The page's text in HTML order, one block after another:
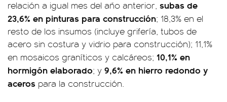
relación a igual mes del año anterior, subas de
23,6% en pinturas para construcción; 18,3% en el
resto de los insumos (incluye grifería, tubos de
acero sin costura y vidrio para construcción); 11,1%
en mosaicos graníticos y calcáreos; 10,1% en
hormigón elaborado; y 9,6% en hierro redondo y
aceros para la construcción.